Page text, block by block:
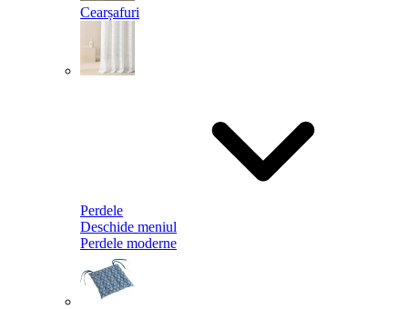
Cearșafuri
Perdele
Deschide meniul
Perdele moderne